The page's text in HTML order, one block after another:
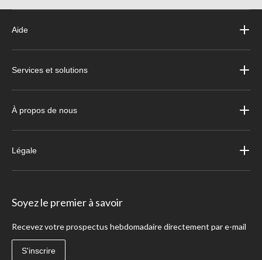
Aide
Services et solutions
À propos de nous
Légale
Soyez le premier à savoir
Recevez votre prospectus hebdomadaire directement par e-mail
S'inscrire